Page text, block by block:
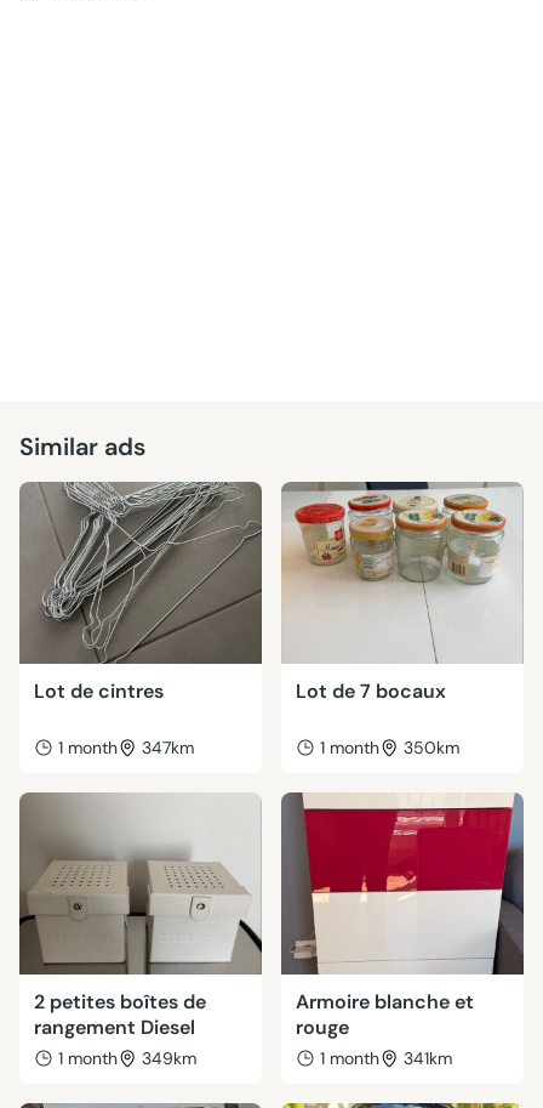
Similar ads
Lot de cintres
1 month 347km
Lot de 7 bocaux
1 month 350km
2 petites boîtes de
rangement Diesel
1 month 349km
Armoire blanche et
rouge
1 month 341km